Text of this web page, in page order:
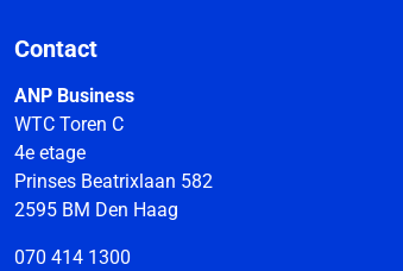
Contact
ANP Business
WTC Toren C
4e etage
Prinses Beatrixlaan 582
2595 BM Den Haag
070 414 1300